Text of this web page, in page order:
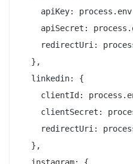
apiKey:
apiSecret:
redirectUri:
  },
  linkedin: {
clientId:
clientSecret:
redirectUri:
  },
  instagram: {